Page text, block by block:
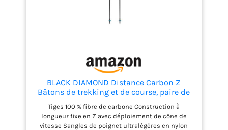
BLACK DIAMOND Distance Carbon Z
Bâtons de trekking et de course, paire de
bâtons de randonnée pliables, ultra
légers, longueur fixe, en fibre de carbone,
ciel désert, 115 cm
Tiges 100 % fibre de carbone Construction à
longueur fixe en Z avec déploiement de cône de
vitesse Sangles de poignet ultralégères en nylon